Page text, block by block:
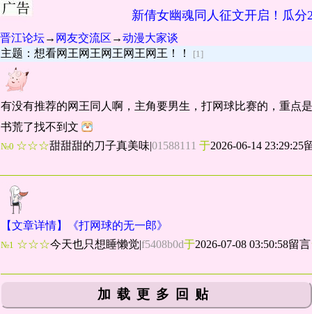
新倩女幽魂同人征文开启！瓜分
晋江论坛→ 网友交流区 →动漫大家谈
主题：想看网王网王网王网王网王！！
[1]
有没有推荐的网王同人啊，主角要男生，打网球比赛的，重点
书荒了找不到文
№0 ☆☆☆甜甜甜的刀子真美味|01588111 于2026-06-14 23:29:25
【文章详情】《打网球的无一郎》
№1 ☆☆☆今天也只想睡懒觉|f5408b0d于2026-07-08 03:50:58留言
加载更多回贴